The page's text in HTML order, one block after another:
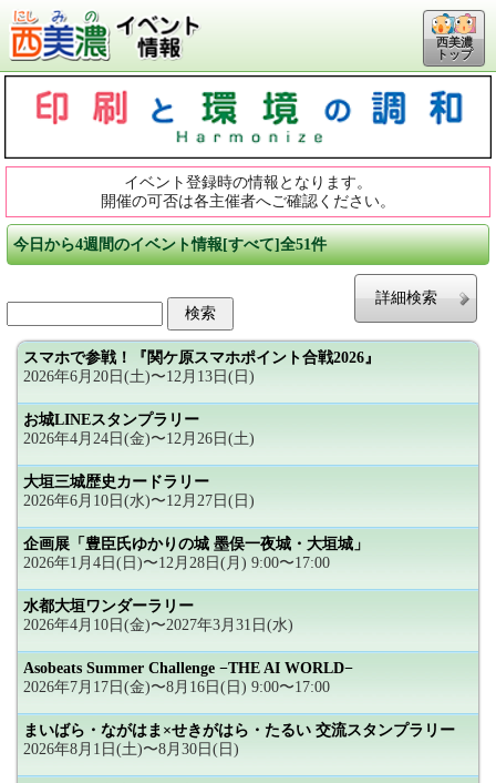
西美濃
トップ
イベント登録時の情報となります。
開催の可否は各主催者へご確認ください。
今日から4週間のイベント情報[すべて]全51件
詳細検索
スマホで参戦！『関ケ原スマホポイント合戦2026』
2026年6月20日(土)〜12月13日(日)
お城LINEスタンプラリー
2026年4月24日(金)〜12月26日(土)
大垣三城歴史カードラリー
2026年6月10日(水)〜12月27日(日)
企画展「豊臣氏ゆかりの城 墨俣一夜城・大垣城」
2026年1月4日(日)〜12月28日(月) 9:00〜17:00
水都大垣ワンダーラリー
2026年4月10日(金)〜2027年3月31日(水)
Asobeats Summer Challenge −THE AI WORLD−
2026年7月17日(金)〜8月16日(日) 9:00〜17:00
まいばら・ながはま×せきがはら・たるい 交流スタンプラリー
2026年8月1日(土)〜8月30日(日)